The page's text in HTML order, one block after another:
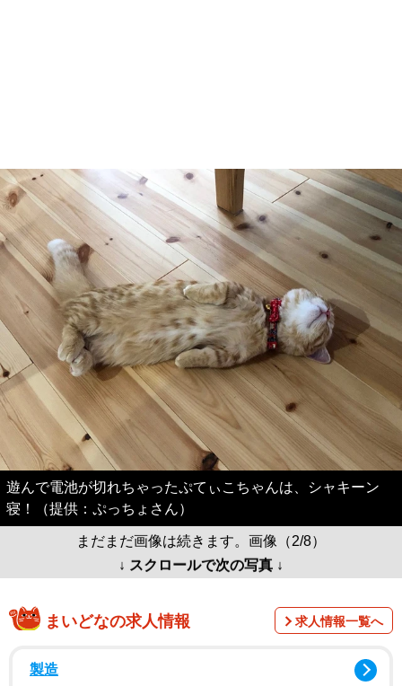
遊んで電池が切れちゃったぷてぃこちゃんは、シャキーン
寝！（提供：ぷっちょさん）
まだまだ画像は続きます。画像（2/8）
↓ スクロールで次の写真 ↓
まいどなの求人情報 求人情報一覧へ
製造